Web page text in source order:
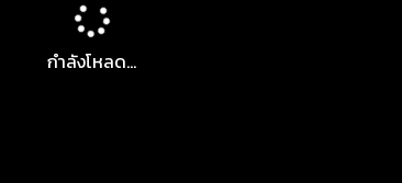
กำลังโหลด...